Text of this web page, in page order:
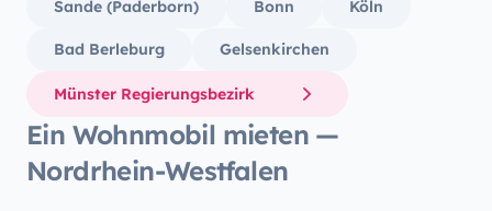
Sande (Paderborn) Bonn Köln
Bad Berleburg Gelsenkirchen
Münster Regierungsbezirk
Ein Wohnmobil mieten —
Nordrhein-Westfalen